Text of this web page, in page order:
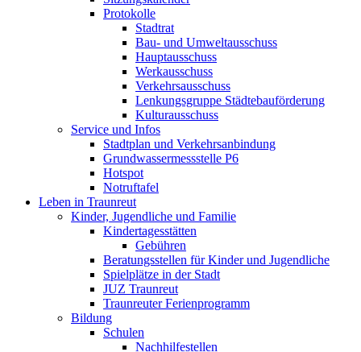
Protokolle
Stadtrat
Bau- und Umweltausschuss
Hauptausschuss
Werkausschuss
Verkehrsausschuss
Lenkungsgruppe Städtebauförderung
Kulturausschuss
Service und Infos
Stadtplan und Verkehrsanbindung
Grundwassermessstelle P6
Hotspot
Notruftafel
Leben in Traunreut
Kinder, Jugendliche und Familie
Kindertagesstätten
Gebühren
Beratungsstellen für Kinder und Jugendliche
Spielplätze in der Stadt
JUZ Traunreut
Traunreuter Ferienprogramm
Bildung
Schulen
Nachhilfestellen